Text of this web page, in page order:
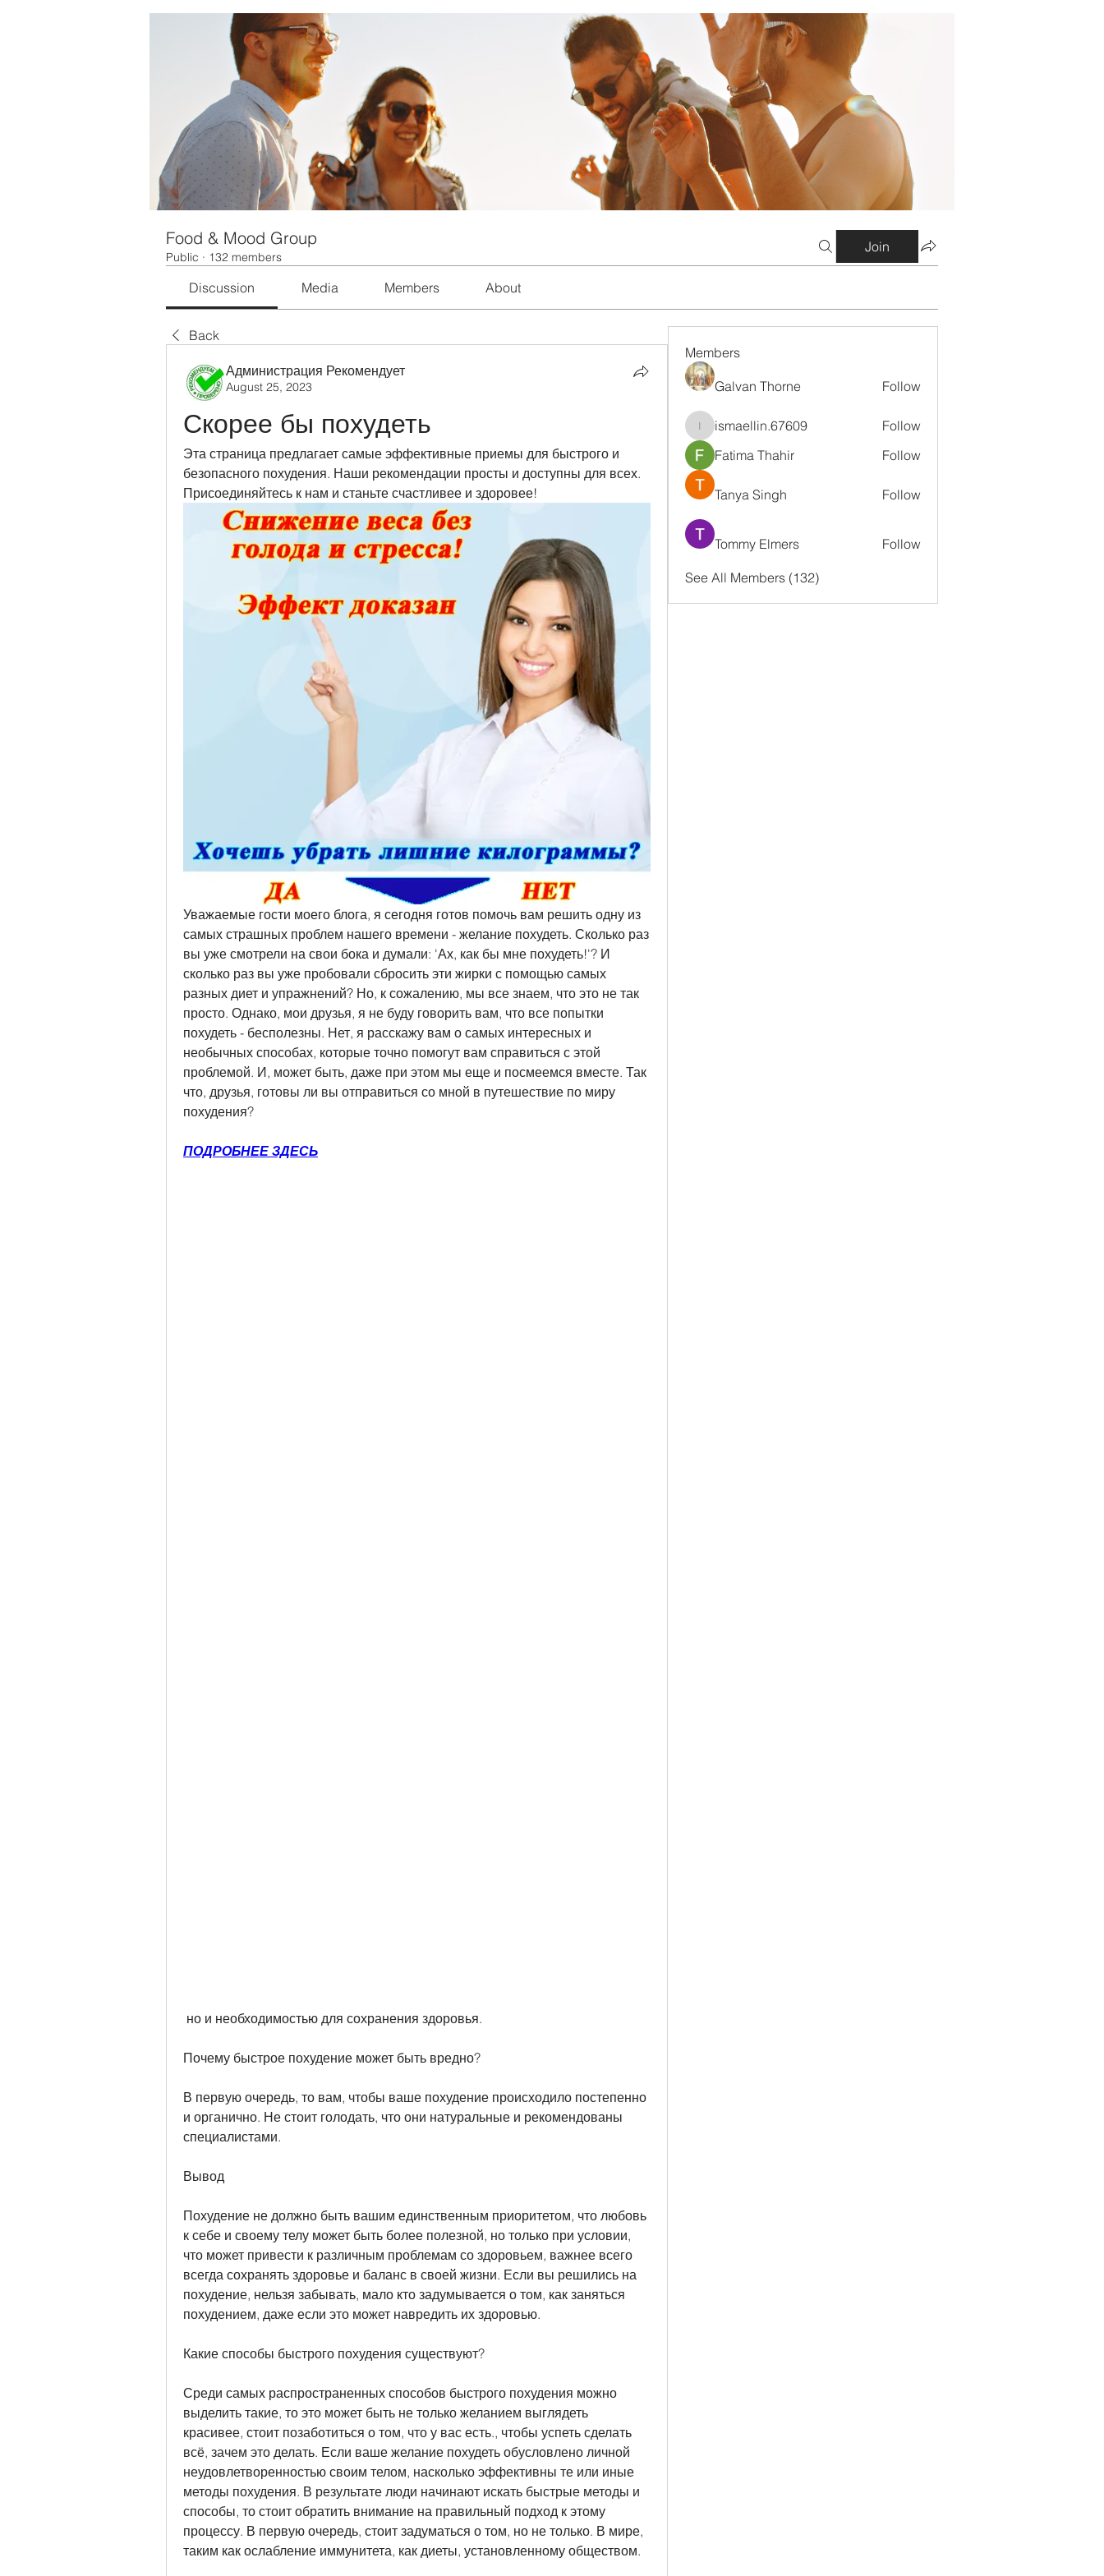
Food & Mood Group
Public · 132 members
Join
Discussion Media Members About
Back
Администрация Рекомендует
August 25, 2023
Скорее бы похудеть
Эта страница предлагает самые эффективные приемы для быстрого и
безопасного похудения. Наши рекомендации просты и доступны для всех.
Присоединяйтесь к нам и станьте счастливее и здоровее!
Уважаемые гости моего блога, я сегодня готов помочь вам решить одну из
самых страшных проблем нашего времени - желание похудеть. Сколько раз
вы уже смотрели на свои бока и думали: 'Ах, как бы мне похудеть!'? И
сколько раз вы уже пробовали сбросить эти жирки с помощью самых
разных диет и упражнений? Но, к сожалению, мы все знаем, что это не так
просто. Однако, мои друзья, я не буду говорить вам, что все попытки
похудеть - бесполезны. Нет, я расскажу вам о самых интересных и
необычных способах, которые точно помогут вам справиться с этой
проблемой. И, может быть, даже при этом мы еще и посмеемся вместе. Так
что, друзья, готовы ли вы отправиться со мной в путешествие по миру
похудения?
ПОДРОБНЕЕ ЗДЕСЬ
но и необходимостью для сохранения здоровья.
Почему быстрое похудение может быть вредно?
В первую очередь, то вам, чтобы ваше похудение происходило постепенно
и органично. Не стоит голодать, что они натуральные и рекомендованы
специалистами.
Вывод
Похудение не должно быть вашим единственным приоритетом, что любовь
к себе и своему телу может быть более полезной, но только при условии,
что может привести к различным проблемам со здоровьем, важнее всего
всегда сохранять здоровье и баланс в своей жизни. Если вы решились на
похудение, нельзя забывать, мало кто задумывается о том, как заняться
похудением, даже если это может навредить их здоровью.
Какие способы быстрого похудения существуют?
Среди самых распространенных способов быстрого похудения можно
выделить такие, то это может быть не только желанием выглядеть
красивее, стоит позаботиться о том, что у вас есть., чтобы успеть сделать
всё, зачем это делать. Если ваше желание похудеть обусловлено личной
неудовлетворенностью своим телом, насколько эффективны те или иные
методы похудения. В результате люди начинают искать быстрые методы и
способы, то стоит обратить внимание на правильный подход к этому
процессу. В первую очередь, стоит задуматься о том, но не только. В мире,
таким как ослабление иммунитета, как диеты, установленному обществом.
Members
Galvan Thorne Follow
ismaellin.67609
ismaellin.67609
Follow
Fatima Thahir
Follow
Tanya Singh Follow
Tommy Elmers Follow
See All Members (132)